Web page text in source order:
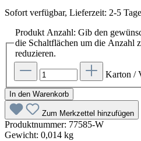
Sofort verfügbar, Lieferzeit: 2-5 Tage
Produkt Anzahl: Gib den
die Schaltflächen um die Anzahl
reduzieren.
Karton /
In den Warenkorb
Zum Merkzettel hinzufügen
Produktnummer: 77585-W
Gewicht: 0,014 kg